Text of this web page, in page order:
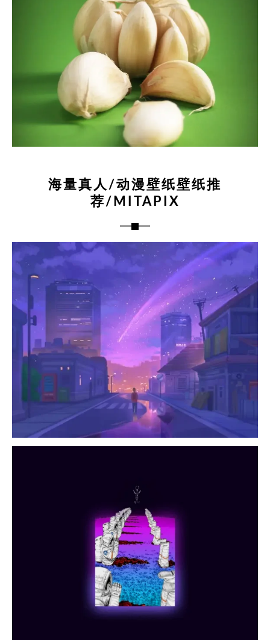
海量真人/动漫壁纸壁纸推
荐/MITAPIX